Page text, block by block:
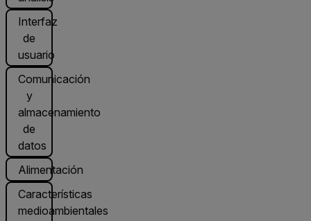
Interfaz
de
usuario
Comunicación
y
almacenamiento
de
datos
Alimentación
Características
medioambientales